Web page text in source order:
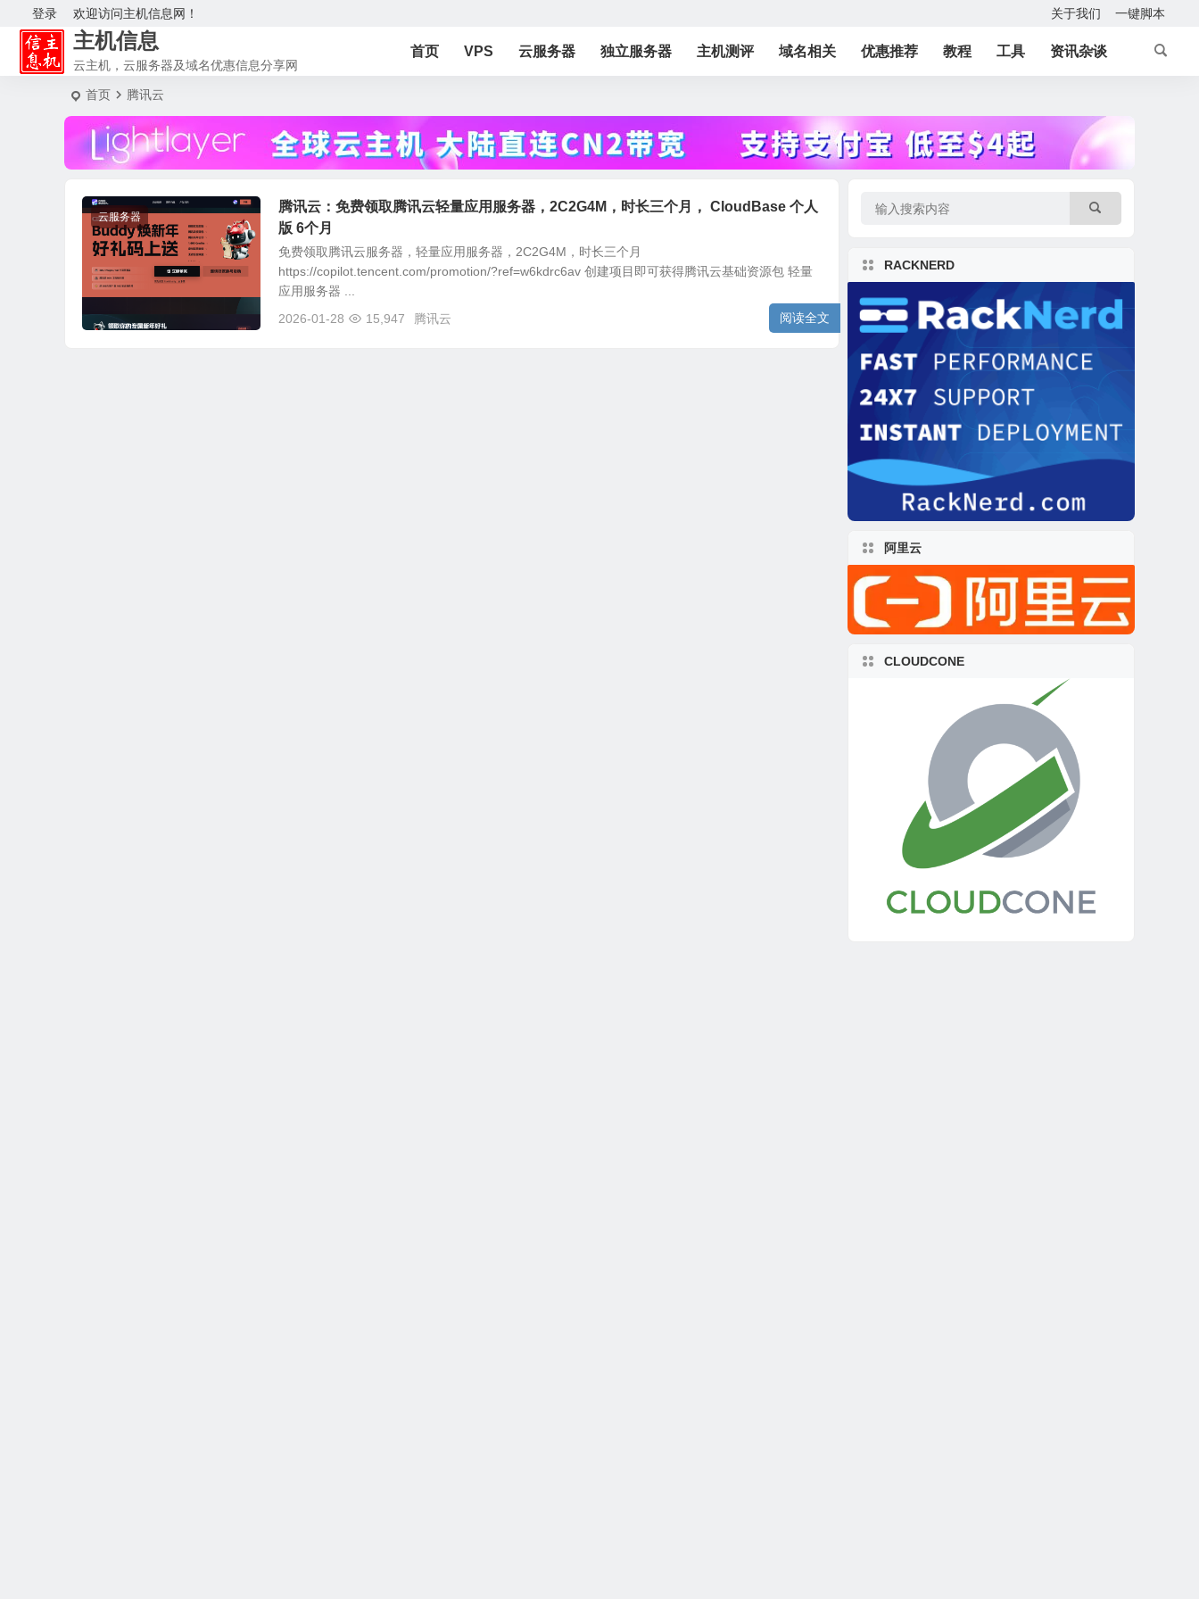
欢迎访问主机信息网！
登录 关于我们 一键脚本
主机信息
云主机，云服务器及域名优惠信息分享网
首页 VPS 云服务器 独立服务器 主机测评 域名相关 优惠推荐 教程 工具 资讯杂谈
首页 腾讯云
云服务器
腾讯云：免费领取腾讯云轻量应用服务器，2C2G4M，时长三个月， CloudBase 个人
版 6个月
免费领取腾讯云服务器，轻量应用服务器，2C2G4M，时长三个月
https://copilot.tencent.com/promotion/?ref=w6kdrc6av 创建项目即可获得腾讯云基础资源包 轻量
应用服务器 ...
2026-01-28
15,947 腾讯云 阅读全文
RACKNERD
阿里云
CLOUDCONE